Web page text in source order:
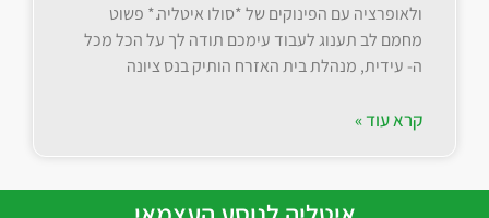
ולאופרציה עם הפינוקים של *סולו איטליה.* פשוט
מחמם לב תענוג לעבוד עימכם תודה לך על הכל מכל
ה- עידית, מנהלת בית האזרח הותיק בנס ציונה
קרא עוד »